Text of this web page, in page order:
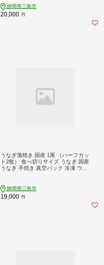
ギフト 贈答用 贈り物 贅沢 おかず 惣
菜 和風総菜 お取り寄せ 三島ブラン
ド 老舗 山田竹次郎商店 三島市 静岡
静岡県三島市
20,000 円
うなぎ蒲焼き 国産 1尾 （ハーフカッ
ト2枚） 食べ切りサイズ うなぎ 国産
うなぎ 手焼き 真空パック 冷凍 ウナ
つまみ お弁当 ひつまぶし 惣菜 富士
山湧水 ハーフカット 三島うなぎ 三
島鰻 すみの坊 静岡県 三島市
静岡県三島市
19,000 円